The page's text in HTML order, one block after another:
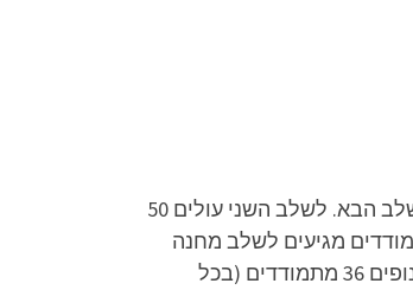
בתחילתה של כל עונה נבחנים מתמודדים רבים במבחני מיון מול חבר שופטים מקצועי, שמחליט האם מגיע להם לעלות לשלב הבא. לשלב השני עולים 50
מגיעים לשלב מחנה
האימונים, בו הם לומדים מושגים מעולם הבישול, מתנסים בבישול מקצועי ונבחנים במבחני מעבר שונים. לאחר שלב זה מנופים 36 מתמודדים (בכל